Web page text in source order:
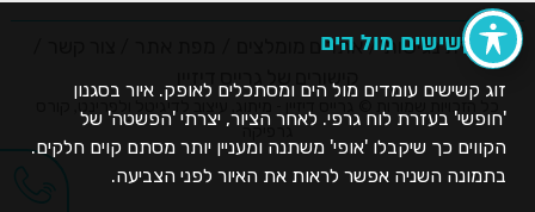
זוג קשישים מול הים
זוג קשישים עומדים מול הים ומסתכלים לאופק. איור בסגנון
'חופשי' בעזרת לוח גרפי. לאחר הציור, יצרתי 'הפשטה' של
הקווים כך שיקבלו 'אופי' משתנה ומעניין יותר מסתם קוים חלקים.
בתמונה השניה אפשר לראות את האיור לפני הצביעה.
הצהרת נגישות אתרים מומלצים
קישורים של גרייס דיזיין
כל הזכויות שמורות © גרייס דיזיין - מיתוג, עיצוב לדיגיטל ולפרינט, קורס
גרפיקה